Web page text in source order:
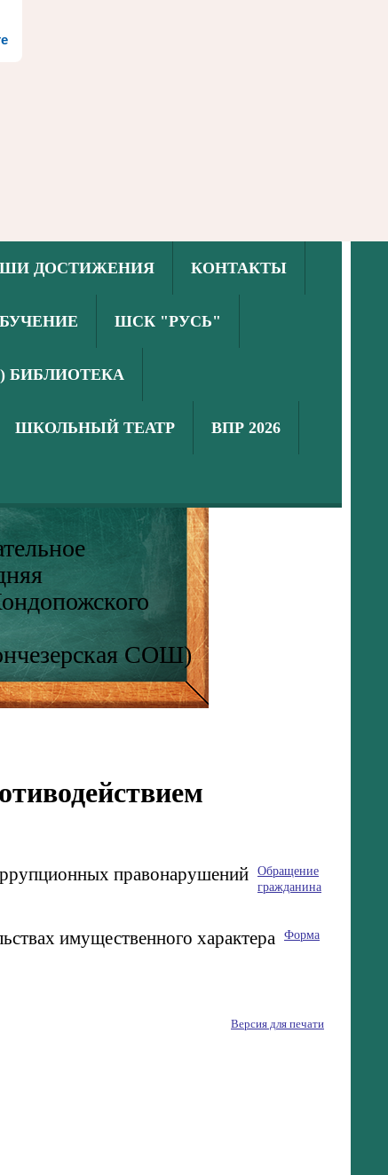
ДОСТИЖЕНИЯ КОНТАКТЫ
ШСК "РУСЬ"
БИБЛИОТЕКА
ШКОЛЬНЫЙ ТЕАТР ВПР 2026
СОШ)
правонарушений Обращение
гражданина
имущественного характера
Форма
Версия для печати